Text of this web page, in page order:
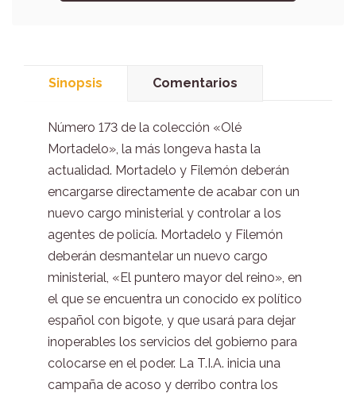
Sinopsis Comentarios
Número 173 de la colección «Olé
Mortadelo», la más longeva hasta la
actualidad. Mortadelo y Filemón deberán
encargarse directamente de acabar con un
nuevo cargo ministerial y controlar a los
agentes de policía. Mortadelo y Filemón
deberán desmantelar un nuevo cargo
ministerial, «El puntero mayor del reino», en
el que se encuentra un conocido ex político
español con bigote, y que usará para dejar
inoperables los servicios del gobierno para
colocarse en el poder. La T.I.A. inicia una
campaña de acoso y derribo contra los